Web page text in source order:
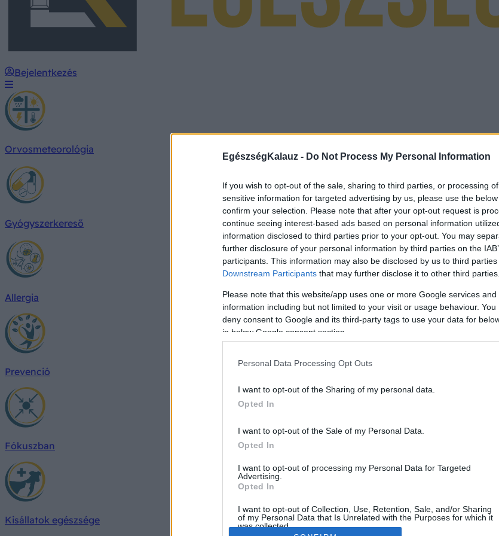
EgészségKalauz - Do Not Process My Personal Information
If you wish to opt-out of the sale, sharing to third parties, or processing
sensitive information for targeted advertising by us, please use the
confirm your selection. Please note that after your opt-out request is
continue seeing interest-based ads based on personal information
information disclosed to third parties prior to your opt-out. You may
further disclosure of your personal information by third parties on the
participants. This information may also be disclosed by us to third
Downstream Participants that may further disclose it to other third parties.
Please note that this website/app uses one or more Google services
information including but not limited to your visit or usage behaviour.
deny consent to Google and its third-party tags to use your data for
in below Google consent section.
Personal Data Processing Opt Outs
I want to opt-out of the Sharing of my personal data.
Opted In
I want to opt-out of the Sale of my Personal Data.
Opted In
I want to opt-out of processing my Personal Data for Targeted
Advertising.
Opted In
I want to opt-out of Collection, Use, Retention, Sale, and/or Sharing
of my Personal Data that Is Unrelated with the Purposes for which it
was collected.
Bejelentkezés
Orvosmeteorológia
Gyógyszerkereső
Allergia
Prevenció
Fókuszban
Kisállatok egészsége